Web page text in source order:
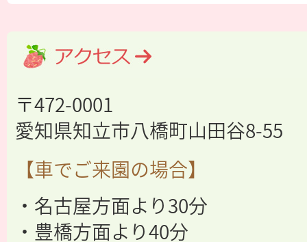
〒472-0001
愛知県知立市八橋町山田谷8-55
【車でご来園の場合】
・名古屋方面より30分
・豊橋方面より40分